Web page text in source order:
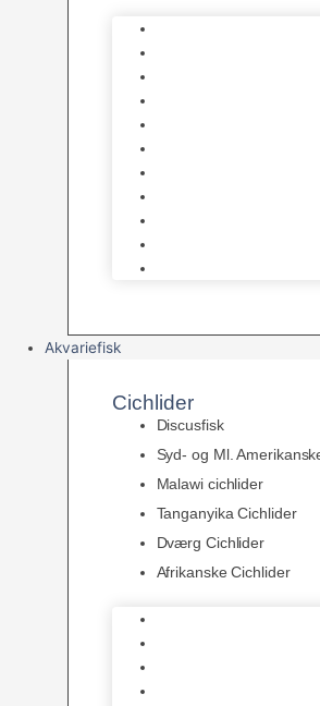
Akvariefisk
Cichlider
Discusfisk
Syd- og Ml.
Malawi cichlider
Tanganyika Cichlider
Dværg Cichlider
Afrikanske Cichlider